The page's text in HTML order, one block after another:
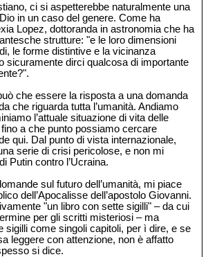
ci si aspetterebbe naturalmente una
in un caso del genere. Come ha
Lopez, dottoranda in astronomia che ha
strutture: "e le loro dimensioni
le forme distintive e la vicinanza
sicuramente dirci qualcosa di importante
che essere la risposta a una domanda
che riguarda tutta l’umanità. Andiamo
l’attuale situazione di vita delle
a che punto possiamo cercare
qui. Dal punto di vista internazionale,
serie di crisi pericolose, e non mi
Putin contro l’Ucraina.
sul futuro dell’umanità, mi piace
dell’Apocalisse dell’apostolo Giovanni.
"un libro con sette sigilli" – da cui
per gli scritti misteriosi – ma
sigilli come singoli capitoli, per ì dire, e se
leggere con attenzione, non è affatto
si dice.